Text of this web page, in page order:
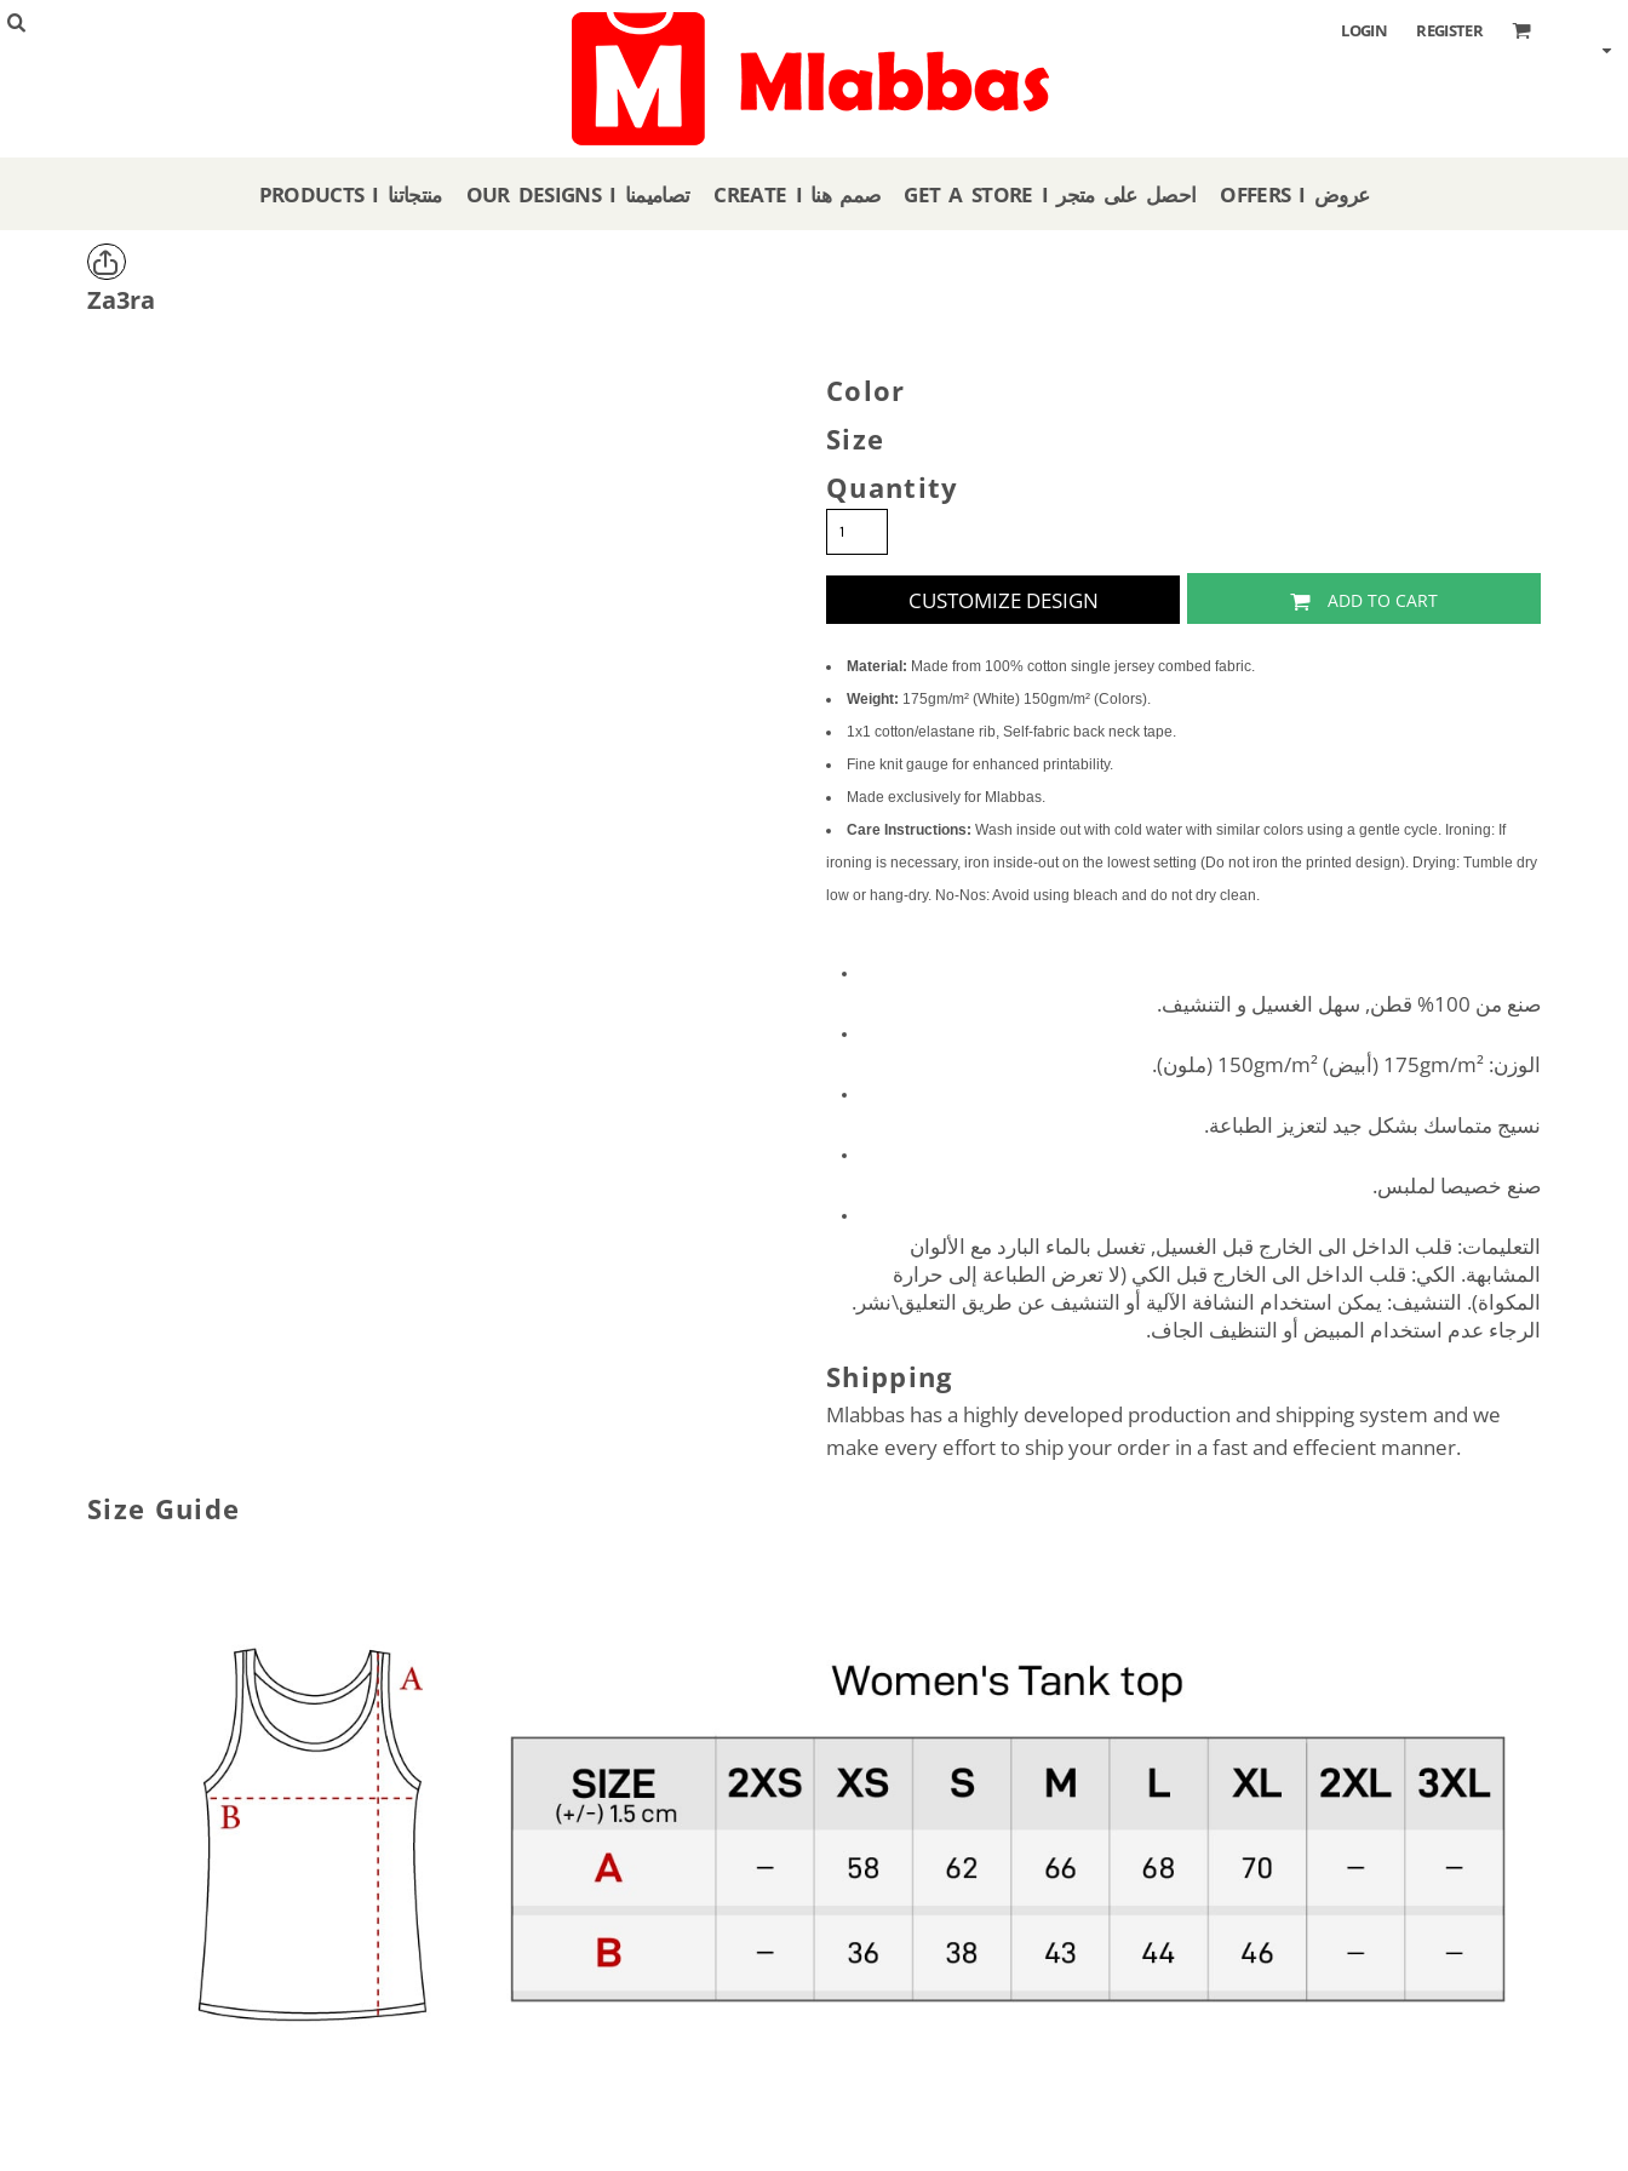
LOGIN REGISTER
PRODUCTS I منتجاتنا OUR DESIGNS I تصاميمنا CREATE I صمم هنا GET A STORE I احصل على متجر OFFERS I عروض
Za3ra
Color
Size
Quantity
CUSTOMIZE DESIGN ADD TO CART
Material: Made from 100% cotton single jersey combed fabric.
Weight: 175gm/m² (White) 150gm/m² (Colors).
1x1 cotton/elastane rib, Self-fabric back neck tape.
Fine knit gauge for enhanced printability.
Made exclusively for Mlabbas.
Care Instructions: Wash inside out with cold water with similar colors using a gentle cycle. Ironing: If
ironing is necessary, iron inside-out on the lowest setting (Do not iron the printed design). Drying: Tumble dry
low or hang-dry. No-Nos: Avoid using bleach and do not dry clean.
صنع من 100% قطن, سهل الغسيل و التنشيف.
الوزن: 175gm/m² (أبيض) 150gm/m² (ملون).
نسيج متماسك بشكل جيد لتعزيز الطباعة.
صنع خصيصا لملبس.
التعليمات: قلب الداخل الى الخارج قبل الغسيل, تغسل بالماء البارد مع الألوان
المشابهة. الكي: قلب الداخل الى الخارج قبل الكي (لا تعرض الطباعة إلى حرارة
المكواة). التنشيف: يمكن استخدام النشافة الآلية أو التنشيف عن طريق التعليق\نشر.
الرجاء عدم استخدام المبيض أو التنظيف الجاف.
Shipping
Mlabbas has a highly developed production and shipping system and we
make every effort to ship your order in a fast and effecient manner.
Size Guide
REGISTER
CART: 0 ITEM
{CC} - {CN}